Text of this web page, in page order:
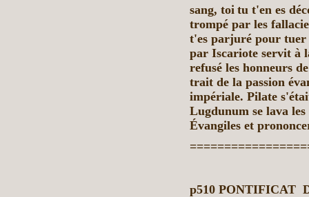
sang, toi tu t'en es
trompé par les
t'es parjuré pour tuer
par Iscariote servit à
refusé les honneurs
trait de la passion
impériale. Pilate
Lugdunum se lava
Évangiles et
p510 PONTIFICAT